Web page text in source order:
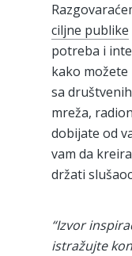
ciljne publike
potreba i
kako
sa društvenih
mreža,
dobijate od
vam da
držati
“Izvor
istražujte